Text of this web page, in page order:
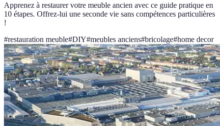
Apprenez à restaurer votre meuble ancien avec ce guide pratique en
10 étapes. Offrez-lui une seconde vie sans compétences particulières
!
#restauration meuble#DIY#meubles anciens#bricolage#home decor